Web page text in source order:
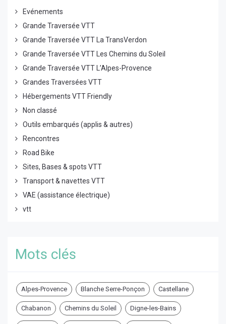
Evénements
Grande Traversée VTT
Grande Traversée VTT La TransVerdon
Grande Traversée VTT Les Chemins du Soleil
Grande Traversée VTT L’Alpes-Provence
Grandes Traversées VTT
Hébergements VTT Friendly
Non classé
Outils embarqués (applis & autres)
Rencontres
Road Bike
Sites, Bases & spots VTT
Transport & navettes VTT
VAE (assistance électrique)
vtt
Mots clés
Alpes-Provence Blanche Serre-Ponçon Castellane
Chabanon Chemins du Soleil Digne-les-Bains